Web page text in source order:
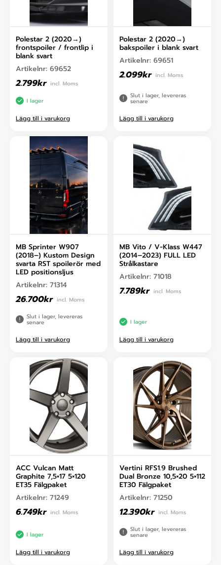
Polestar 2 (2020→)
frontspoiler / frontlip i
blank svart
Artikelnr: 69652
2.799kr incl. Moms
I lager
Lägg till i varukorg
Polestar 2 (2020→)
bakspoiler i blank svart
Artikelnr: 69651
2.099kr incl. Moms
Slut i lager, levereras
senare
Lägg till i varukorg
MB Sprinter W907
(2018–) Kustom Design
svarta RST spoilerör med
LED positionsljus
Artikelnr: 71314
26.700kr incl. Moms
Slut i lager, levereras
senare
Lägg till i varukorg
MB Vito / V-Klass W447
(2014–2023) FULL LED
Strålkastare
Artikelnr: 71018
7.789kr incl. Moms
I lager
Lägg till i varukorg
ACC Vulcan Matt
Graphite 7,5×17 5×120
ET35 Fälgpaket
Artikelnr: 71249
6.749kr incl. Moms
I lager
Lägg till i varukorg
Vertini RFS1.9 Brushed
Dual Bronze 10,5×20 5×112
ET30 Fälgpaket
Artikelnr: 71250
12.390kr incl. Moms
Slut i lager, levereras
senare
Lägg till i varukorg